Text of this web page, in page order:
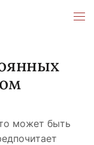
может быть